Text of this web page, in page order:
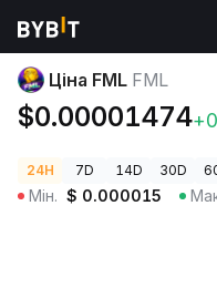
Ціни криптовалют
Ціна FML FML
$0.00001474
24H 7D 14D 30D
Мін. $ 0.000015